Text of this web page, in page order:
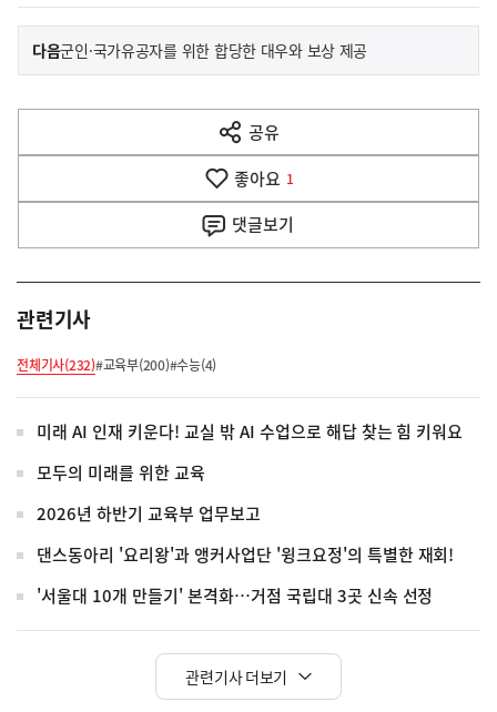
이
전
다
음
다음기
군인·국가유공자를 위한 합당한 대우와 보상 제공
공유
열
기
좋아요 1
댓글보기
관련기사
전체기사(232)#교육부(200)#수능(4)
미래 AI 인재 키운다! 교실 밖 AI 수업으로 해답 찾는 힘 키워요
모두의 미래를 위한 교육
2026년 하반기 교육부 업무보고
댄스동아리 '요리왕'과 앵커사업단 '윙크요정'의 특별한 재회!
'서울대 10개 만들기' 본격화…거점 국립대 3곳 신속 선정
관련기사 더보기